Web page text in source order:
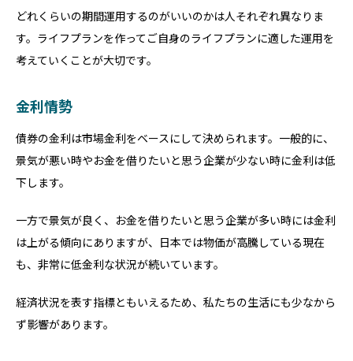
どれくらいの期間運用するのがいいのかは人それぞれ異なりま
す。ライフプランを作ってご自身のライフプランに適した運用を
考えていくことが大切です。
金利情勢
債券の金利は市場金利をベースにして決められます。一般的に、
景気が悪い時やお金を借りたいと思う企業が少ない時に金利は低
下します。
一方で景気が良く、お金を借りたいと思う企業が多い時には金利
は上がる傾向にありますが、日本では物価が高騰している現在
も、非常に低金利な状況が続いています。
経済状況を表す指標ともいえるため、私たちの生活にも少なから
ず影響があります。